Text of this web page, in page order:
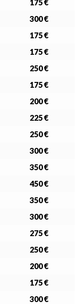
175 €
300 €
175 €
175 €
250 €
175 €
200 €
225 €
250 €
300 €
350 €
450 €
350 €
300 €
275 €
250 €
200 €
175 €
300 €